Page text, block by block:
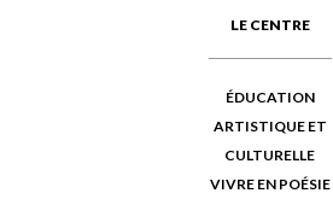
LE CENTRE
ÉDUCATION
ARTISTIQUE ET
CULTURELLE
VIVRE EN POÉSIE